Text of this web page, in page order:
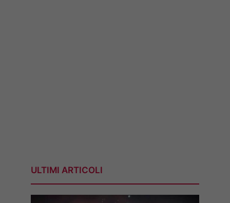
ULTIMI ARTICOLI